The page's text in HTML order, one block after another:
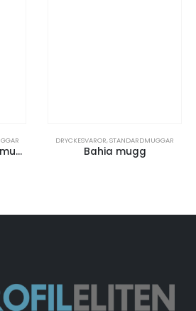
DRYCKESVAROR,STANDARDMUGGAR
Bahia mugg